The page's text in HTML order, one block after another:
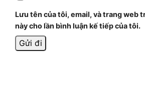
Lưu tên của tôi, email, và trang web
này cho lần bình luận kế tiếp của tôi.